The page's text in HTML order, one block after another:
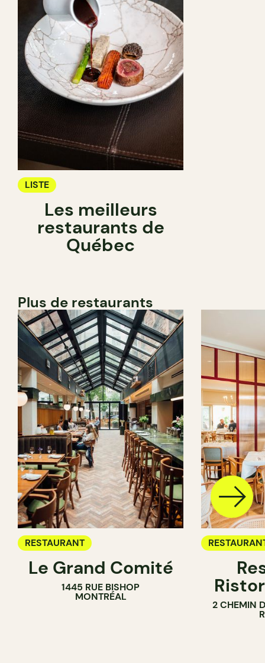
LISTE
Les meilleurs
restaurants de
Québec
Plus de restaurants
RESTAURANT
Le Grand Comité
1445 RUE BISHOP
MONTRÉAL
2 CHEMIN